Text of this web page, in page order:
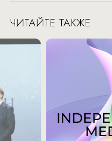
ЧИТАЙТЕ ТАКЖЕ